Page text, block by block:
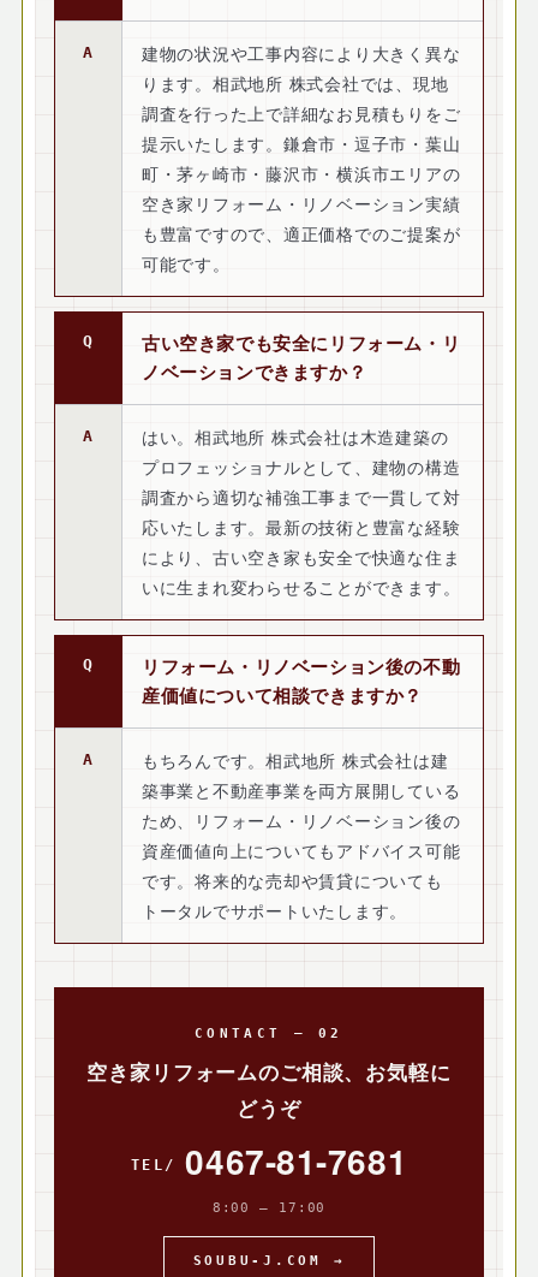
建物の状況や工事内容により大きく異な
ります。相武地所 株式会社では、現地
調査を行った上で詳細なお見積もりをご
提示いたします。鎌倉市・逗子市・葉山
町・茅ヶ崎市・藤沢市・横浜市エリアの
空き家リフォーム・リノベーション実績
も豊富ですので、適正価格でのご提案が
可能です。
古い空き家でも安全にリフォーム・リ
ノベーションできますか？
はい。相武地所 株式会社は木造建築の
プロフェッショナルとして、建物の構造
調査から適切な補強工事まで一貫して対
応いたします。最新の技術と豊富な経験
により、古い空き家も安全で快適な住ま
いに生まれ変わらせることができます。
リフォーム・リノベーション後の不動
産価値について相談できますか？
もちろんです。相武地所 株式会社は建
築事業と不動産事業を両方展開している
ため、リフォーム・リノベーション後の
資産価値向上についてもアドバイス可能
です。将来的な売却や賃貸についても
トータルでサポートいたします。
CONTACT — 02
空き家リフォームのご相談、お気軽に
どうぞ
0467-81-7681
8:00 — 17:00
SOUBU-J.COM →